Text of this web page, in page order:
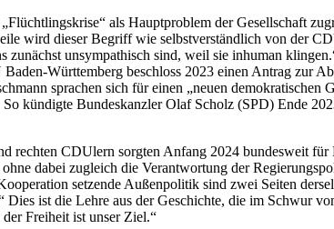
als Hauptproblem der Gesellschaft
wird dieser Begriff wie selbstverständlich von der
zunächst unsympathisch sind, weil sie inhuman
Württemberg beschloss 2023 einen Antrag zur
sprachen sich für einen „neuen demokratischen
kündigte Bundeskanzler Olaf Scholz (SPD) Ende
CDUlern sorgten Anfang 2024 bundesweit
dabei zugleich die Verantwortung der
setzende Außenpolitik sind zwei Seiten
ist die Lehre aus der Geschichte, die im Schwur
Freiheit ist unser Ziel.“